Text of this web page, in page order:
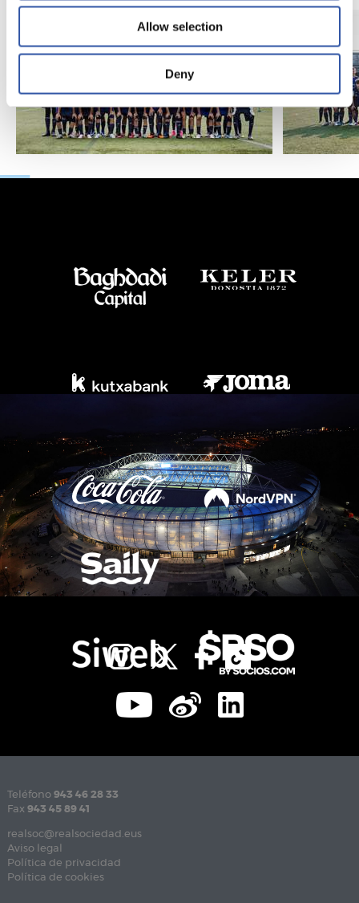
Allow selection
Deny
Teléfono 943 46 28 33
Fax 943 45 89 41
realsoc@realsociedad.eus
Aviso legal
Política de privacidad
Política de cookies